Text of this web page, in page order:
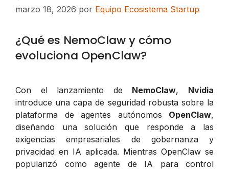
marzo 18, 2026 por Equipo Ecosistema Startup
¿Qué es NemoClaw y cómo
evoluciona OpenClaw?
Con el lanzamiento de NemoClaw, Nvidia
introduce una capa de seguridad robusta sobre la
plataforma de agentes autónomos OpenClaw,
diseñando una solución que responde a las
exigencias empresariales de gobernanza y
privacidad en IA aplicada. Mientras OpenClaw se
popularizó como agente de IA para control